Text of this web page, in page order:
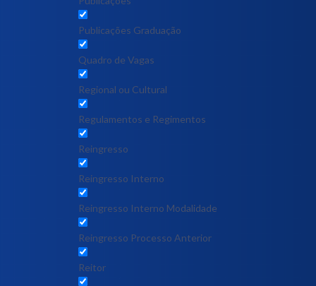
Publicações Graduação
Quadro de Vagas
Regional ou Cultural
Regulamentos e Regimentos
Reingresso
Reingresso Interno
Reingresso Interno Modalidade
Reingresso Processo Anterior
Reitor